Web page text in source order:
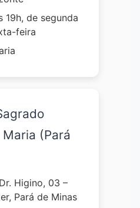
19h, de segunda
feira
(Pará
Higino, 03 –
Pará de Minas